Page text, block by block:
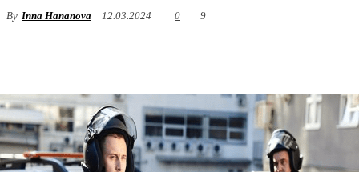
By Inna Hananova 12.03.2024 0 9